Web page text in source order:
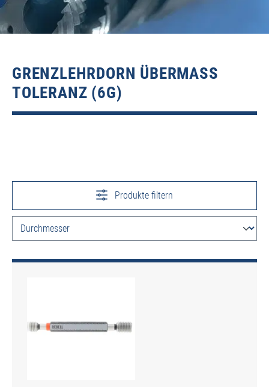
GRENZLEHRDORN ÜBERMASS T
OLERANZ (6G)
Produkte filtern